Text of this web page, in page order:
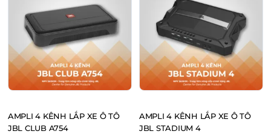
AMPLI 4 KÊNH LẮP XE Ô TÔ
JBL CLUB A754
AMPLI 4 KÊNH LẮP XE Ô TÔ
JBL STADIUM 4